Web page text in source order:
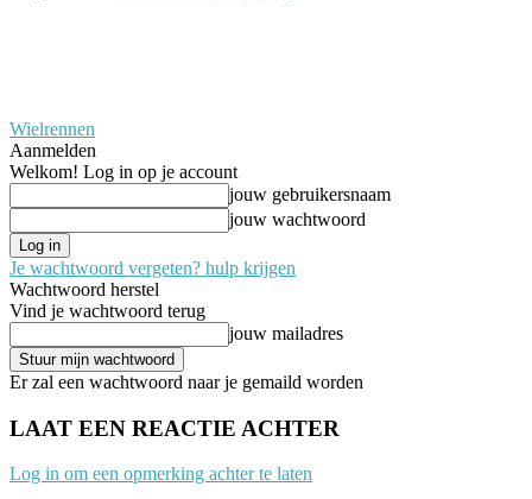
Wielrennen
Aanmelden
Welkom! Log in op je account
jouw gebruikersnaam
jouw wachtwoord
Je wachtwoord vergeten? hulp krijgen
Wachtwoord herstel
Vind je wachtwoord terug
jouw mailadres
Er zal een wachtwoord naar je gemaild worden
LAAT EEN REACTIE ACHTER
Log in om een opmerking achter te laten